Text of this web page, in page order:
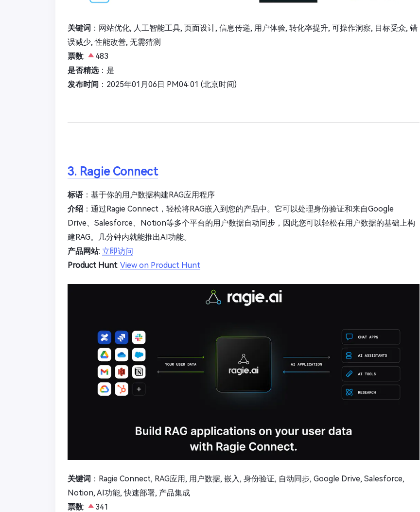
关键词 ：网站优化, 人工智能工具, 页面设计, 信息传递, 用户体验, 转化率提升, 可操作洞察, 目标受众, 错
误减少, 性能改善, 无需猜测
票数:
483
是否精选：是
发布时间 ：2025年01月06日 PM04:01 (北京时间)
3. Ragie Connect
标语：基于你的用户数据构建RAG应用程序
介绍 ：通过Ragie Connect，轻松将RAG嵌入到您的产品中。它可以处理身份验证和来自Google
Drive、Salesforce、Notion等多个平台的用户数据自动同步，因此您可以轻松在用户数据的基础上构
建RAG。几分钟内就能推出AI功能。
产品网站: 立即访问
Product Hunt: View on Product Hunt
关键词 ：Ragie Connect, RAG应用, 用户数据, 嵌入, 身份验证, 自动同步, Google Drive, Salesforce,
Notion, AI功能, 快速部署, 产品集成
票数:
341